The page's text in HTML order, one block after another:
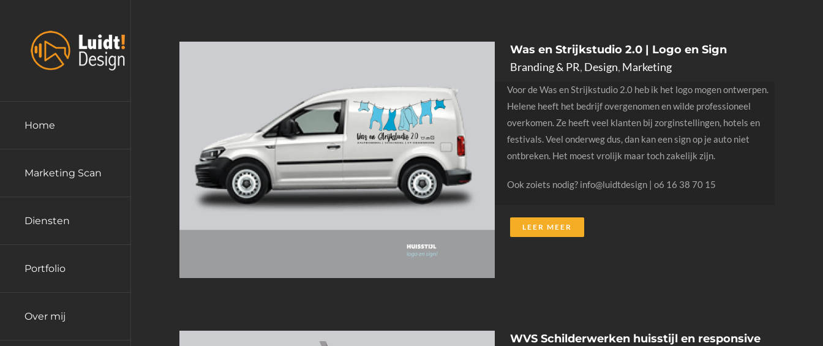
Home
Marketing Scan
Diensten
Portfolio
Over mij
Was en Strijkstudio 2.0 | Logo en Sign
Branding & PR, Design, Marketing
Voor de Was en Strijkstudio 2.0 heb ik het logo mogen ontwerpen.
Helene heeft het bedrijf overgenomen en wilde professioneel
overkomen. Ze heeft veel klanten bij zorginstellingen, hotels en
festivals. Veel onderweg dus, dan kan een sign op je auto niet
ontbreken. Het moest vrolijk maar toch zakelijk zijn.
Ook zoiets nodig? info@luidtdesign | o6 16 38 70 15
LEER MEER
WVS Schilderwerken huisstijl en responsive